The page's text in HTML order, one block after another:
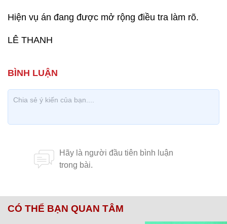
Hiện vụ án đang được mở rộng điều tra làm rõ.
LÊ THANH
CÓ THỂ BẠN QUAN TÂM